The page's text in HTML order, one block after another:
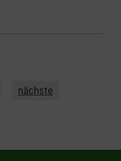
nächste